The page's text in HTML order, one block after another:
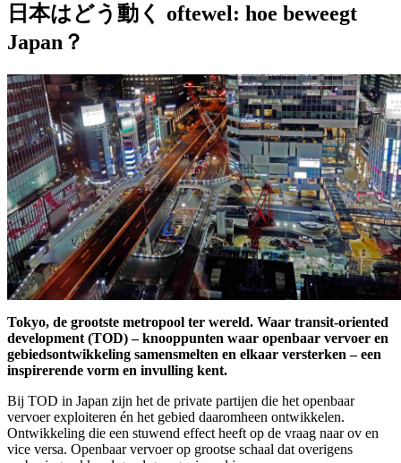
日本はどう動く oftewel: hoe beweegt
Japan？
Tokyo, de grootste metropool ter wereld. Waar transit-oriented
development (TOD) – knooppunten waar openbaar vervoer en
gebiedsontwikkeling samensmelten en elkaar versterken – een
inspirerende vorm en invulling kent.
Bij TOD in Japan zijn het de private partijen die het openbaar
vervoer exploiteren én het gebied daaromheen ontwikkelen.
Ontwikkeling die een stuwend effect heeft op de vraag naar ov en
vice versa. Openbaar vervoer op grootse schaal dat overigens